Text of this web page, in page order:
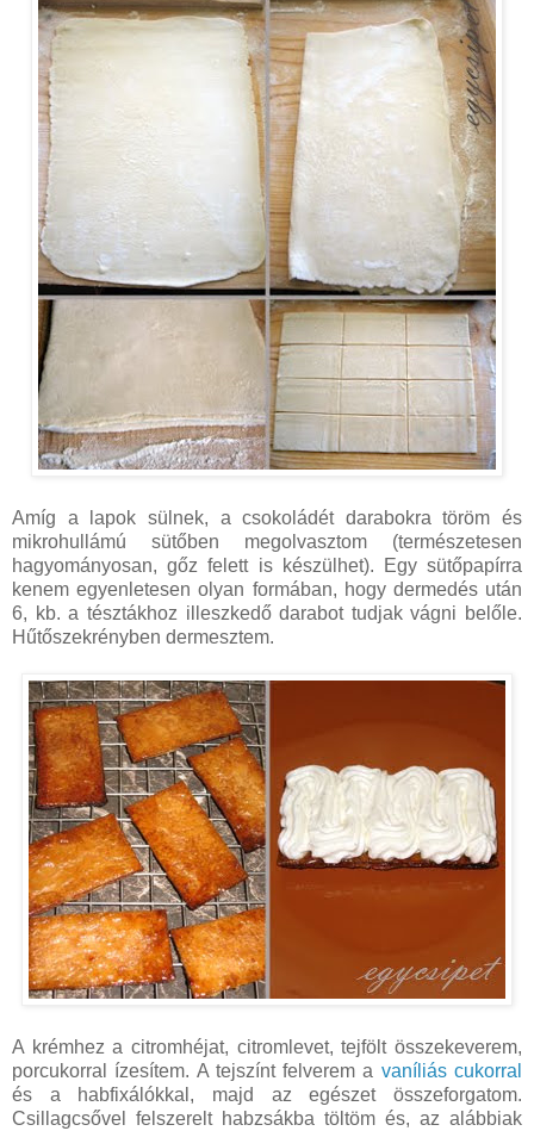
Amíg a lapok sülnek, a csokoládét darabokra töröm és
mikrohullámú sütőben megolvasztom (természetesen
hagyományosan, gőz felett is készülhet). Egy sütőpapírra
kenem egyenletesen olyan formában, hogy dermedés után
6, kb. a tésztákhoz illeszkedő darabot tudjak vágni belőle.
Hűtőszekrényben dermesztem.
A krémhez a citromhéjat, citromlevet, tejfölt összekeverem,
porcukorral ízesítem. A tejszínt felverem a vaníliás cukorral
és a habfixálókkal, majd az egészet összeforgatom.
Csillagcsővel felszerelt habzsákba töltöm és, az alábbiak